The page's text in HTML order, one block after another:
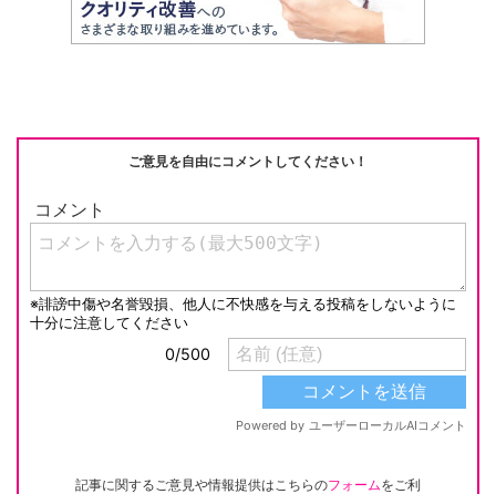
ご意見を自由にコメントしてください！
記事に関するご意見や情報提供はこちらのフォームをご利